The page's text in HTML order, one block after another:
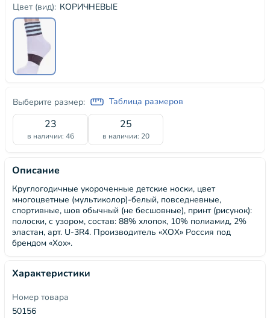
Цвет (вид): КОРИЧНЕВЫЕ
Выберите размер: Таблица размеров
23
в наличии: 46
25
в наличии: 20
Описание
Круглогодичные укороченные детские носки, цвет
многоцветные (мультиколор)-белый, повседневные,
спортивные, шов обычный (не бесшовные), принт (рисунок):
полоски, с узором, состав: 88% хлопок, 10% полиамид, 2%
эластан, арт. U-3R4. Производитель «ХОХ» Россия под
брендом «Хох».
Характеристики
Номер товара
50156